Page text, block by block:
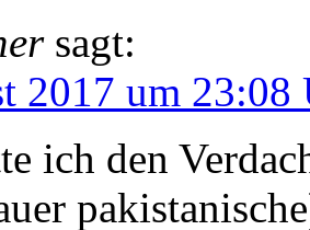
sagt:
2017 um 23:08
ich den